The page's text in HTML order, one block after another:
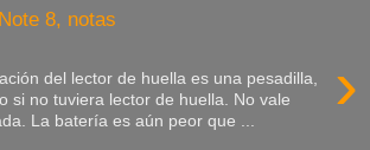
8, notas
›
del lector de huella es una pesadilla,
si no tuviera lector de huella. No vale
La batería es aún peor que ...